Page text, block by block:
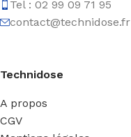
Tel : 02 99 09 71 95
contact@technidose.fr
Technidose
A propos
CGV